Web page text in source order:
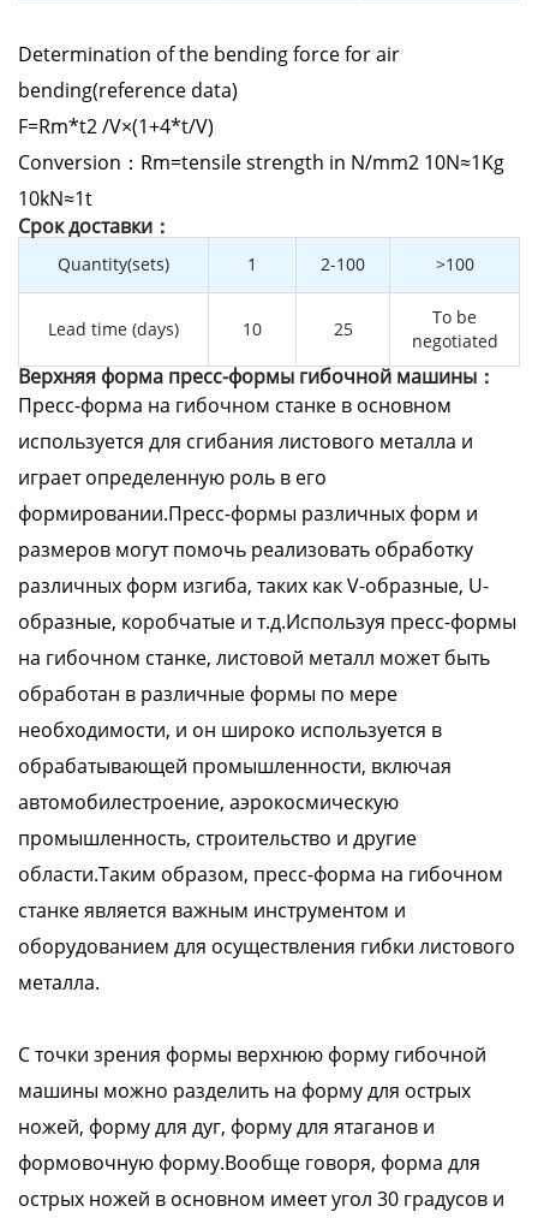
Determination of the bending force for air
bending(reference data)
F=Rm*t2 /V×(1+4*t/V)
Conversion：Rm=tensile strength in N/mm2 10N≈1Kg
10kN≈1t
Cрок доставки：
Quantity(sets) 1 2-100 >100
Lead time (days) 10 25
To be
negotiated
Верхняя форма пресс-формы гибочной машины：
Пресс-форма на гибочном станке в основном
используется для сгибания листового металла и
играет определенную роль в его
формировании.Пресс-формы различных форм и
размеров могут помочь реализовать обработку
различных форм изгиба, таких как V-образные, U-
образные, коробчатые и т.д.Используя пресс-формы
на гибочном станке, листовой металл может быть
обработан в различные формы по мере
необходимости, и он широко используется в
обрабатывающей промышленности, включая
автомобилестроение, аэрокосмическую
промышленность, строительство и другие
области.Таким образом, пресс-форма на гибочном
станке является важным инструментом и
оборудованием для осуществления гибки листового
металла.
С точки зрения формы верхнюю форму гибочной
машины можно разделить на форму для острых
ножей, форму для дуг, форму для ятаганов и
формовочную форму.Вообще говоря, форма для
острых ножей в основном имеет угол 30 градусов и